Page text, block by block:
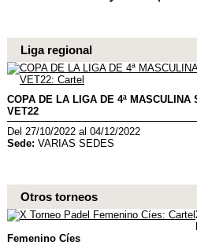
Liga regional
COPA DE LA LIGA DE 4ª MASCULINA
VET22
Del 27/10/2022 al 04/12/2022
Sede: VARIAS SEDES
Otros torneos
Femenino Cíes